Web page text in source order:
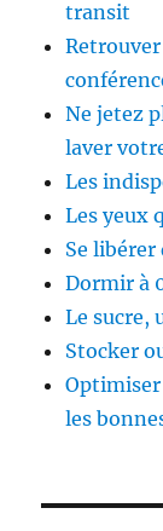
transit
Ne jetez
laver
Les
Les yeux
Se libérer
Dormir à
Le sucre,
Stocker
les